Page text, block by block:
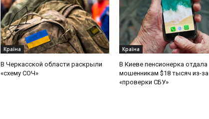
Країна
В Черкасской области раскрыли
«схему СОЧ»
Країна
В Киеве пенсионерка отдала
мошенникам $18 тысяч из-за
«проверки СБУ»